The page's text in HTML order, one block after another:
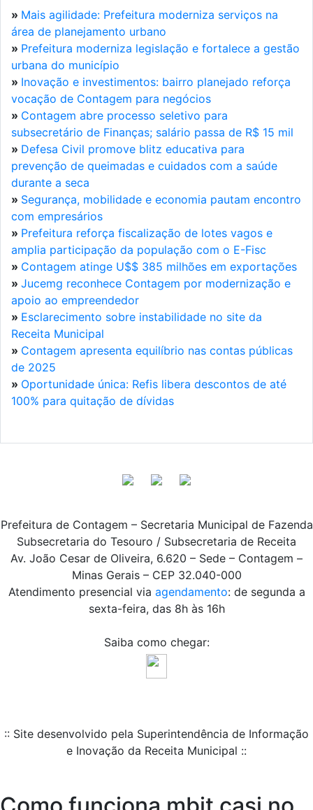
» Mais agilidade: Prefeitura moderniza serviços na
área de planejamento urbano
» Prefeitura moderniza legislação e fortalece a gestão
urbana do município
» Inovação e investimentos: bairro planejado reforça
vocação de Contagem para negócios
» Contagem abre processo seletivo para
subsecretário de Finanças; salário passa de R$ 15 mil
» Defesa Civil promove blitz educativa para
prevenção de queimadas e cuidados com a saúde
durante a seca
» Segurança, mobilidade e economia pautam encontro
com empresários
» Prefeitura reforça fiscalização de lotes vagos e
amplia participação da população com o E-Fisc
» Contagem atinge U$$ 385 milhões em exportações
» Jucemg reconhece Contagem por modernização e
apoio ao empreendedor
» Esclarecimento sobre instabilidade no site da
Receita Municipal
» Contagem apresenta equilíbrio nas contas públicas
de 2025
» Oportunidade única: Refis libera descontos de até
100% para quitação de dívidas
Prefeitura de Contagem – Secretaria Municipal de Fazenda
Subsecretaria do Tesouro / Subsecretaria de Receita
Av. João Cesar de Oliveira, 6.620 – Sede – Contagem –
Minas Gerais – CEP 32.040-000
Atendimento presencial via agendamento: de segunda a
sexta-feira, das 8h às 16h
Saiba como chegar:
:: Site desenvolvido pela Superintendência de Informação
e Inovação da Receita Municipal ::